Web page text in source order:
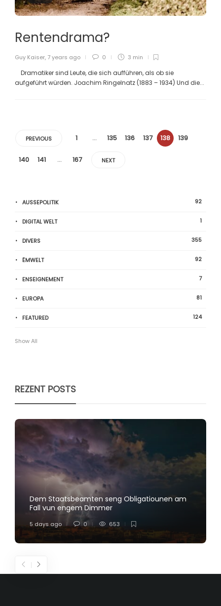
Rentendrama?
Guy Kaiser, 7 years ago 0 3 min
Dramatiker sind Leute, die sich aufführen, als ob sie
aufgeführt würden. Joachim Ringelnatz (1883 – 1934) Und die...
PREVIOUS 1 … 135 136 137 138 139
140 141 … 167 NEXT
AUSSEPOLITIK 92
DIGITAL WELT 1
DIVERS 355
ËMWELT 92
ENSEIGNEMENT 7
EUROPA 81
FEATURED 124
Show All
REZENT POSTS
Dem Staatsbeamten seng Obligatiounen am
Fall vun engem Dimmer
5 days ago 0 653